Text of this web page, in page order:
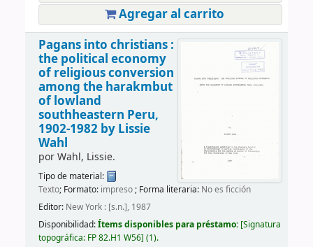
Agregar al carrito
Pagans into christians :
the political economy
of religious conversion
among the harakmbut
of lowland
southheastern Peru,
1902-1982 by Lissie
Wahl
porWahl, Lissie.
Tipo de material:
Texto; Formato: impreso ; Forma literaria: No es ficción
Editor: New York : [s.n.], 1987
Disponibilidad:Ítems disponibles para préstamo: Signatura
topográfica: FP 82.H1 W56 (1).